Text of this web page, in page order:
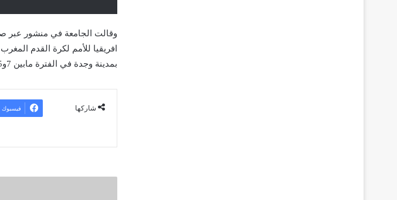
وقالت الجامعة في منشور عبر
بمدينة وجدة في الفترة مابين 7و15 أكتوبر القادم”.
شاركها فيسبوك